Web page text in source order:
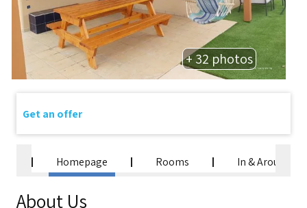
+ 32 photos
Homepage Rooms In & Around
About Us
Get an offer